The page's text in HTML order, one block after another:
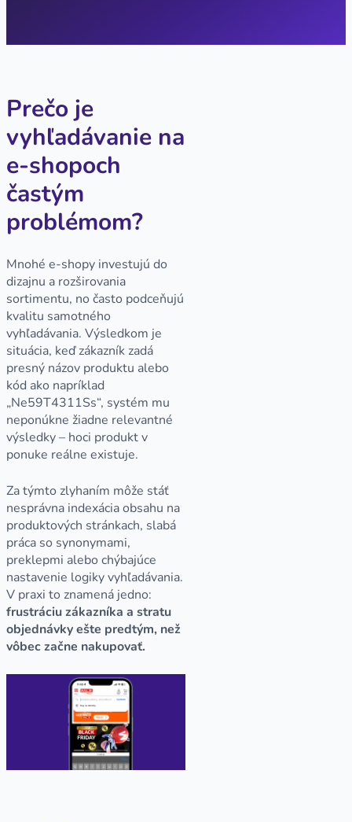
Prečo je
vyhľadávanie na
e-shopoch
častým
problémom?
Mnohé e-shopy investujú do
dizajnu a rozširovania
sortimentu, no často podceňujú
kvalitu samotného
vyhľadávania. Výsledkom je
situácia, keď zákazník zadá
presný názov produktu alebo
kód ako napríklad
„Ne59T4311Ss“, systém mu
neponúkne žiadne relevantné
výsledky – hoci produkt v
ponuke reálne existuje.
Za týmto zlyhaním môže stáť
nesprávna indexácia obsahu na
produktových stránkach, slabá
práca so synonymami,
preklepmi alebo chýbajúce
nastavenie logiky vyhľadávania.
V praxi to znamená jedno:
frustráciu zákazníka a stratu
objednávky ešte predtým, než
vôbec začne nakupovať.